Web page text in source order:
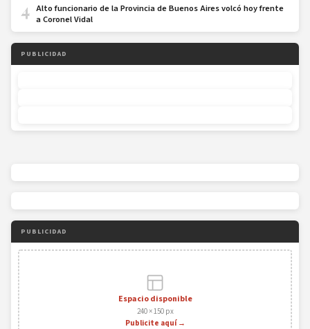
4 Alto funcionario de la Provincia de Buenos Aires volcó hoy frente
a Coronel Vidal
PUBLICIDAD
PUBLICIDAD
Espacio disponible
240 × 150 px
Publicite aquí →